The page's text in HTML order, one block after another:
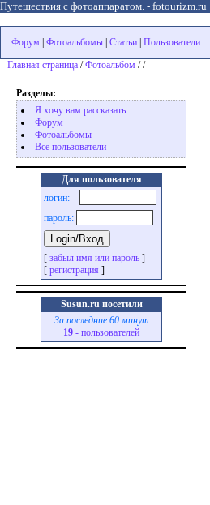
Путешествия с фотоаппаратом. - fotourizm.ru
Форум Фотоальбомы Статьи Пользователи
Главная страница /Фотоальбом / /
Разделы:
Я хочу вам рассказать
Форум
Фотоальбомы
Все пользователи
Для пользователя
логин:
пароль:
[ забыл имя или пароль ]
[ регистрация ]
Susun.ru посетили
За последние 60 минут
19 - пользователей